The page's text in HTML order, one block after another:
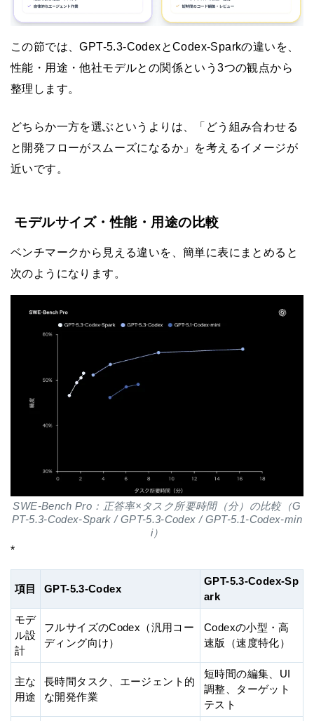
この節では、GPT-5.3-CodexとCodex-Sparkの違いを、
性能・用途・他社モデルとの関係という3つの観点から
整理します。
どちらか一方を選ぶというよりは、「どう組み合わせる
と開発フローがスムーズになるか」を考えるイメージが
近いです。
モデルサイズ・性能・用途の比較
ベンチマークから見える違いを、簡単に表にまとめると
次のようになります。
SWE-Bench Pro：正答率×タスク所要時間（分）の比較（G
PT-5.3-Codex-Spark / GPT-5.3-Codex / GPT-5.1-Codex-min
i）
*
項目 GPT-5.3-Codex
GPT-5.3-Codex-Sp
ark
モデ
ル設
計
フルサイズのCodex（汎用コー
ディング向け）
Codexの小型・高
速版（速度特化）
主な
用途
長時間タスク、エージェント的
な開発作業
短時間の編集、UI
調整、ターゲット
テスト